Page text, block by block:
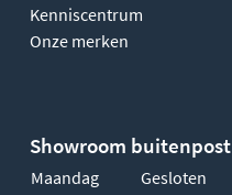
Kenniscentrum
Onze merken
Showroom buitenpost
Maandag
Gesloten